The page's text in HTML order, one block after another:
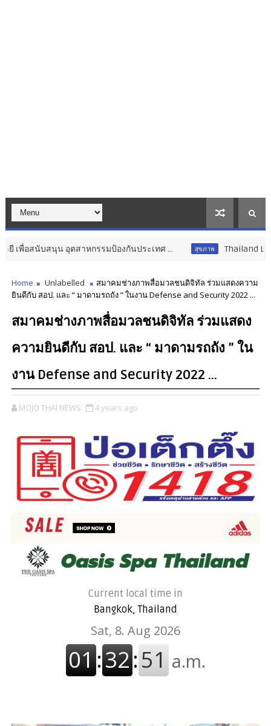
าหกรรมป้องกันประเทศ ... สุขภาพ Thailand LAB
Home Unlabelled
สมาคมช่างภาพสื่อมวลชนดิจิทัล ร่วมแสดงความ
ยินดีกับ สอป. และ “ มาดามรถถัง ” ในงาน Defense and Security 2022 ...
สมาคมช่างภาพสื่อมวลชนดิจิทัล ร่วมแสดง
ความยินดีกับ สอป. และ “ มาดามรถถัง ” ใน
งาน Defense and Security 2022 ...
MOJO THAI NEWS 4 years ago
Current local time in
Bangkok, Thailand